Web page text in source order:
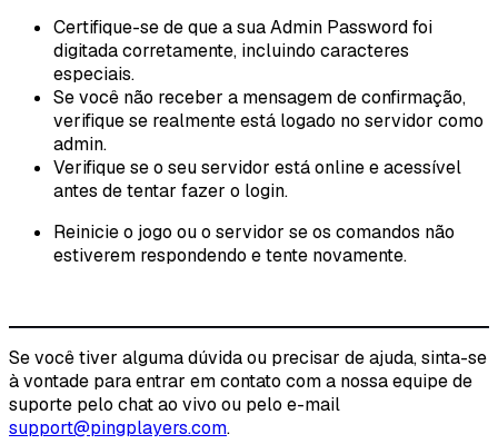
Certifique-se de que a sua Admin Password foi
digitada corretamente, incluindo caracteres
especiais.
Se você não receber a mensagem de confirmação,
verifique se realmente está logado no servidor como
admin.
Verifique se o seu servidor está online e acessível
antes de tentar fazer o login.
Reinicie o jogo ou o servidor se os comandos não
estiverem respondendo e tente novamente.
Se você tiver alguma dúvida ou precisar de ajuda, sinta-se
à vontade para entrar em contato com a nossa equipe de
suporte pelo chat ao vivo ou pelo e-mail
support@pingplayers.com.